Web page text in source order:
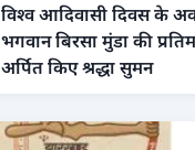
विश्व आदिवासी दिवस के
भगवान बिरसा मुंडा की
अर्पित किए श्रद्धा सुमन